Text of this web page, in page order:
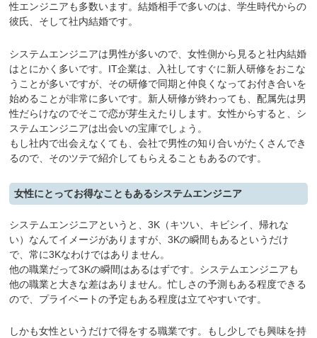
性エンジニアも多数います。結婚相手で多いのは、学生時代からの
彼氏、そして社内結婚です。
システムエンジニアは男性が多いので、女性側から見ると社内結婚
はとにかく多いです。IT企業は、入社してすぐに新人研修をおこな
うことが多いですが、その研修で同期と仲良くなってお付き合いを
始めることが非常に多いです。新人研修が終わっても、配属先は男
性だらけなのでそこで恋が芽生えたりします。女性からすると、シ
ステムエンジニアは出会いの宝庫でしょう。
もし社内で出会えなくても、会社で男性の知り合いがたくさんでき
るので、そのツテで紹介してもらえることもあるのです。
女性にとってお得なこともあるシステムエンジニア
システムエンジニアというと、3K（キツい、キビシイ、帰れな
い）なんてイメージがありますが、3Kの瞬間もあるというだけ
で、常に3Kなわけではありません。
他の職業だって3Kの瞬間はあるはずです。システムエンジニアも
他の職業と大きな差はありません。忙しさの予測もある程度できる
ので、プライベートの予定もある程度は立てやすいです。
しかも女性というだけで得をする職業です。もし少しでも興味を持